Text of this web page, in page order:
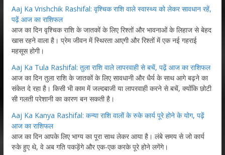
Aaj Ka Vrishchik Rashifal: वृश्चिक राशि वाले स्वास्थ्य को लेकर सावधान रहें,
पढ़ें आज का राशिफल
आज का दिन वृश्चिक राशि के जातकों के लिए रिश्तों और भावनाओं के लिहाज से बेहद
खास रहने वाला है। प्रेम जीवन में स्थिरता आएगी और रिश्तों में एक नई गहराई
महसूस होगी।
Aaj Ka Tula Rashifal: तुला राशि वाले लापरवाही से बचें, पढ़ें आज का राशिफल
आज का दिन तुला राशि के जातकों के लिए सावधानी और धैर्य के साथ आगे बढ़ने का
संकेत दे रहा है। किसी भी काम में जल्दबाजी या लापरवाही करने से बचें, क्योंकि छोटी
सी गलती परेशानी का कारण बन सकती है।
Aaj Ka Kanya Rashifal: कन्या राशि वालों के रुके कार्य पूरे होने के योग, पढ़ें
आज का राशिफल
आज का दिन आपके लिए भाग्य का पूरा साथ लेकर आया है। लंबे समय से जो कार्य
रुके हुए थे, वे अब गति पकड़ेंगे और एक-एक करके पूरे होने लगेंगे।